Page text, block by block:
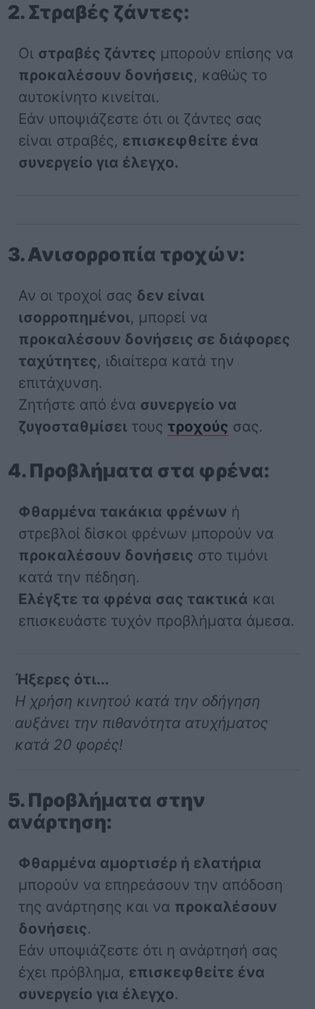
2. Στραβές ζάντες:
Οι στραβές ζάντες μπορούν επίσης να
προκαλέσουν δονήσεις, καθώς το
αυτοκίνητο κινείται.
Εάν υποψιάζεστε ότι οι ζάντες σας
είναι στραβές, επισκεφθείτε ένα
συνεργείο για έλεγχο.
3. Ανισορροπία τροχών:
Αν οι τροχοί σας δεν είναι
ισορροπημένοι, μπορεί να
προκαλέσουν δονήσεις σε διάφορες
ταχύτητες, ιδιαίτερα κατά την
επιτάχυνση.
Ζητήστε από ένα συνεργείο να
ζυγοσταθμίσει τους τροχούς σας.
4. Προβλήματα στα φρένα:
Φθαρμένα τακάκια φρένων ή
στρεβλοί δίσκοι φρένων μπορούν να
προκαλέσουν δονήσεις στο τιμόνι
κατά την πέδηση.
Ελέγξτε τα φρένα σας τακτικά και
επισκευάστε τυχόν προβλήματα άμεσα.
Ήξερες ότι...
Η χρήση κινητού κατά την οδήγηση
αυξάνει την πιθανότητα ατυχήματος
κατά 20 φορές!
5. Προβλήματα στην
ανάρτηση:
Φθαρμένα αμορτισέρ ή ελατήρια
μπορούν να επηρεάσουν την απόδοση
της ανάρτησης και να προκαλέσουν
δονήσεις.
Εάν υποψιάζεστε ότι η ανάρτησή σας
έχει πρόβλημα, επισκεφθείτε ένα
συνεργείο για έλεγχο.